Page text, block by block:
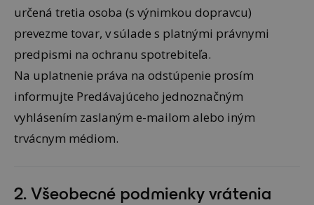
určená tretia osoba (s výnimkou dopravcu)
prevezme tovar, v súlade s platnými právnymi
predpismi na ochranu spotrebiteľa.
Na uplatnenie práva na odstúpenie prosím
informujte Predávajúceho jednoznačným
vyhlásením zaslaným e-mailom alebo iným
trvácnym médiom.
2. Všeobecné podmienky vrátenia